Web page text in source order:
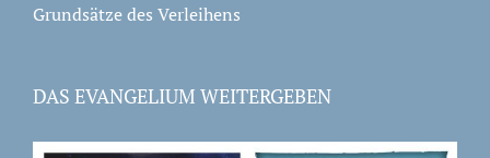
Grundsätze des Verleihens
DAS EVANGELIUM WEITERGEBEN